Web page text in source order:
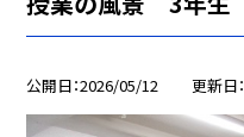
公開日 2026/05/12 更新日